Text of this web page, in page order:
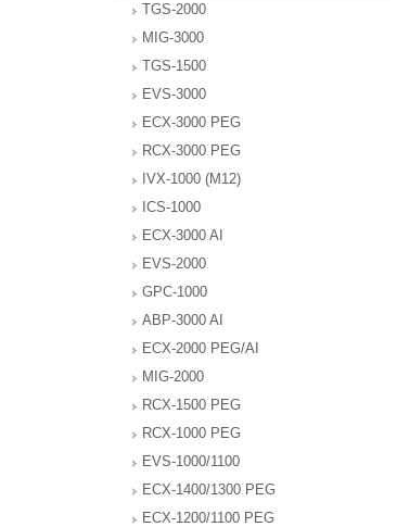
TGS-2000
MIG-3000
TGS-1500
EVS-3000
ECX-3000 PEG
RCX-3000 PEG
IVX-1000 (M12)
ICS-1000
ECX-3000 AI
EVS-2000
GPC-1000
ABP-3000 AI
ECX-2000 PEG/AI
MIG-2000
RCX-1500 PEG
RCX-1000 PEG
EVS-1000/1100
ECX-1400/1300 PEG
ECX-1200/1100 PEG